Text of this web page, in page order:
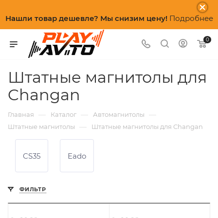
Нашли товар дешевле? Мы снизим цену! Подробнее
0
Штатные магнитолы для
Changan
Главная — Каталог — Автомагнитолы —
Штатные магнитолы — Штатные магнитолы для Changan
CS35 Eado
ФИЛЬТР